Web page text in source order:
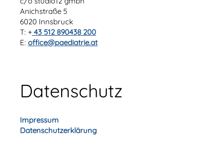
Anichstraße 5
6020 Innsbruck
T: + 43 512 890438 200
E: office@paediatrie.at
Datenschutz
Impressum
Datenschutzerklärung